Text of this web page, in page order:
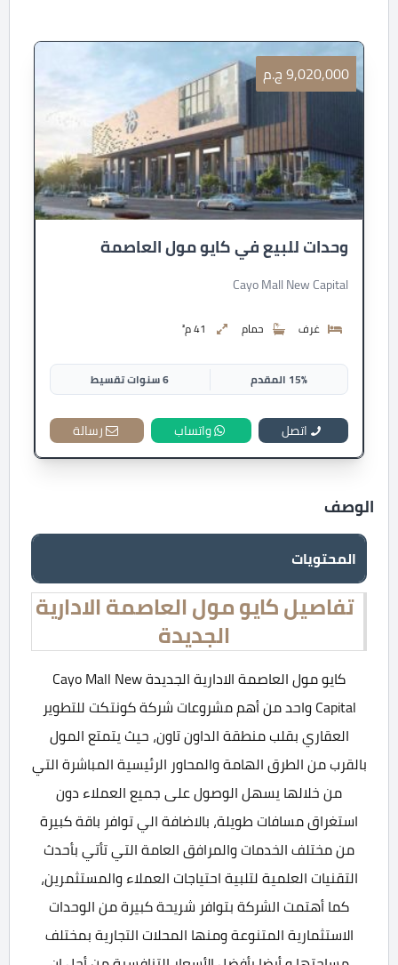
9,020,000 ج.م
وحدات للبيع في كايو مول العاصمة
Cayo Mall New Capital
غرف حمام 41 م²
15% المقدم 6 سنوات تقسيط
اتصل واتساب رسالة
الوصف
المحتويات
تفاصيل كايو مول العاصمة الادارية
الجديدة
كايو مول العاصمة الادارية الجديدة Cayo Mall New
Capital واحد من أهم مشروعات شركة كونتكت للتطوير
العقاري بقلب منطقة الداون تاون، حيث يتمتع المول
بالقرب من الطرق الهامة والمحاور الرئيسية المباشرة التي
من خلالها يسهل الوصول على جميع العملاء دون
استغراق مسافات طويلة، بالاضافة الي توافر باقة كبيرة
من مختلف الخدمات والمرافق العامة التي تأتي بأحدث
التقنيات العلمية لتلبية احتياجات العملاء والمستثمرين،
كما أهتمت الشركة بتوافر شريحة كبيرة من الوحدات
الاستثمارية المتنوعة ومنها المحلات التجارية بمختلف